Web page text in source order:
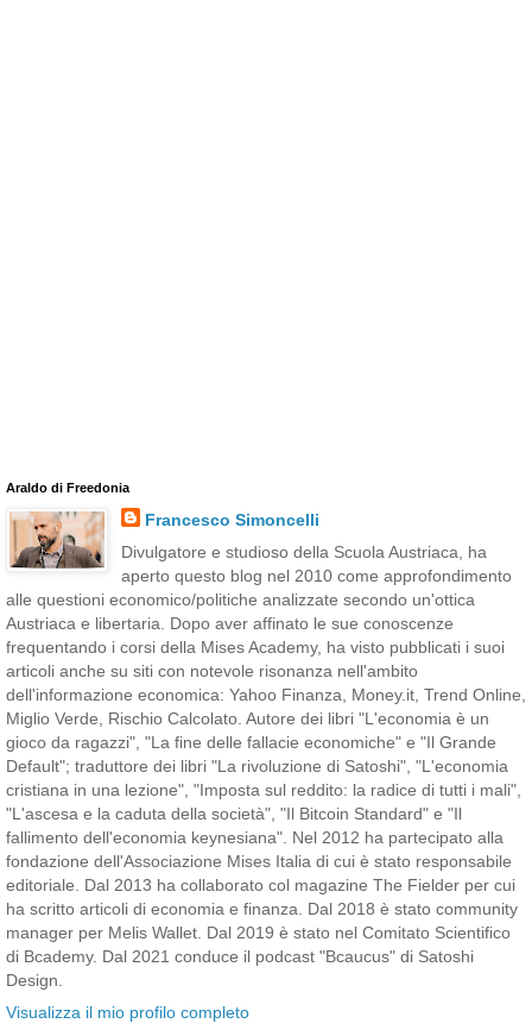
Araldo di Freedonia
Francesco Simoncelli
Divulgatore e studioso della Scuola Austriaca, ha
aperto questo blog nel 2010 come approfondimento
alle questioni economico/politiche analizzate secondo un'ottica
Austriaca e libertaria. Dopo aver affinato le sue conoscenze
frequentando i corsi della Mises Academy, ha visto pubblicati i suoi
articoli anche su siti con notevole risonanza nell'ambito
dell'informazione economica: Yahoo Finanza, Money.it, Trend Online,
Miglio Verde, Rischio Calcolato. Autore dei libri "L'economia è un
gioco da ragazzi", "La fine delle fallacie economiche" e "Il Grande
Default"; traduttore dei libri "La rivoluzione di Satoshi", "L'economia
cristiana in una lezione", "Imposta sul reddito: la radice di tutti i mali",
"L'ascesa e la caduta della società", "Il Bitcoin Standard" e "Il
fallimento dell'economia keynesiana". Nel 2012 ha partecipato alla
fondazione dell'Associazione Mises Italia di cui è stato responsabile
editoriale. Dal 2013 ha collaborato col magazine The Fielder per cui
ha scritto articoli di economia e finanza. Dal 2018 è stato community
manager per Melis Wallet. Dal 2019 è stato nel Comitato Scientifico
di Bcademy. Dal 2021 conduce il podcast "Bcaucus" di Satoshi
Design.
Visualizza il mio profilo completo